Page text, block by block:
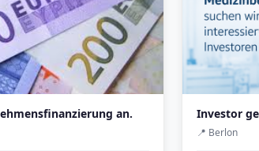
an. Investor
📍 Berlon